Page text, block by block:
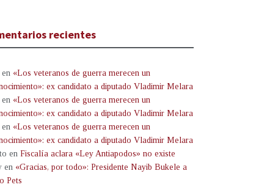
recientes
en «Los veteranos de guerra merecen un
ex candidato a diputado Vladimir Melara
en «Los veteranos de guerra merecen un
ex candidato a diputado Vladimir Melara
en «Los veteranos de guerra merecen un
ex candidato a diputado Vladimir Melara
en Fiscalía aclara «Ley Antiapodos» no existe
en «Gracias, por todo»: Presidente Nayib Bukele a
Pets